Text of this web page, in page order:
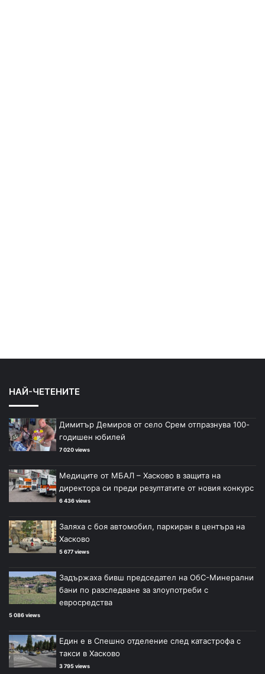
НАЙ-ЧЕТЕНИТЕ
Димитър Демиров от село Срем отпразнува 100-
годишен юбилей
7 020 views
Медиците от МБАЛ – Хасково в защита на
директора си преди резултатите от новия конкурс
6 436 views
Заляха с боя автомобил, паркиран в центъра на
Хасково
5 677 views
Задържаха бивш председател на ОбС-Минерални
бани по разследване за злоупотреби с
евросредства
5 086 views
Един е в Спешно отделение след катастрофа с
такси в Хасково
3 795 views